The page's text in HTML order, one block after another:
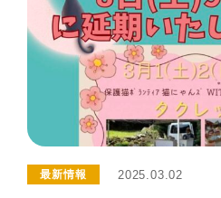
最新情報 2025.03.02